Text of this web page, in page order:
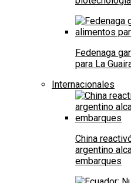
Fedenaga
para La
Internacionales
China
argentino
embarques